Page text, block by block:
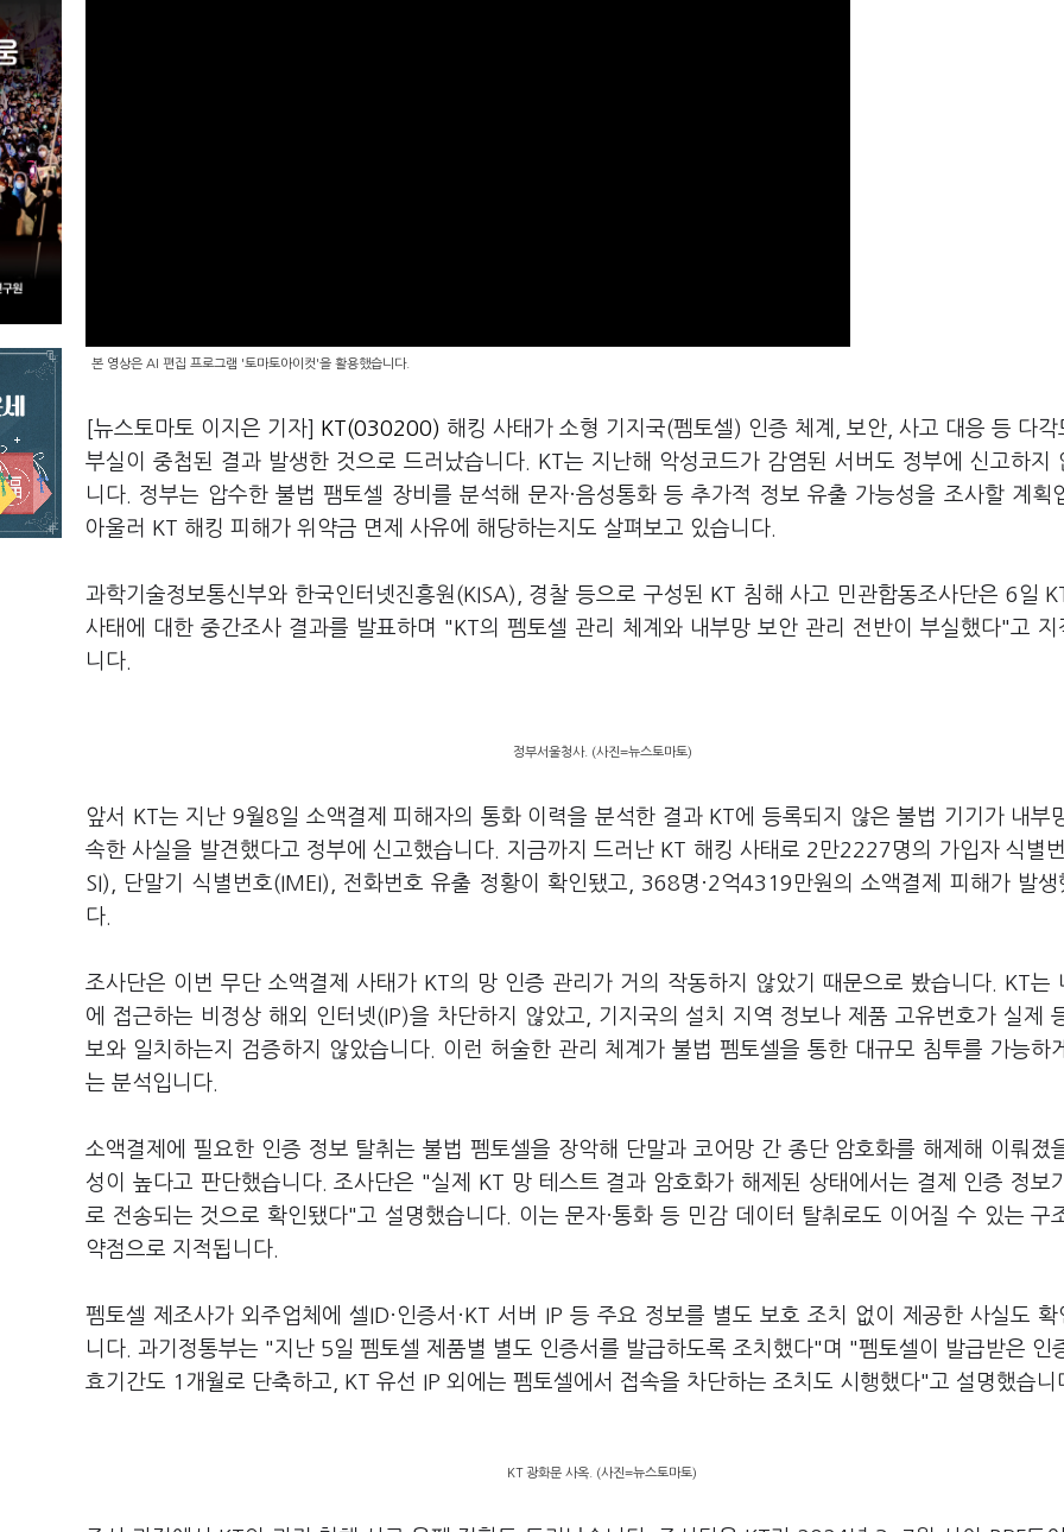
본 영상은 AI 편집 프로그램 '토마토아이컷'을 활용했습니다.
[뉴스토마토 이지은 기자] KT(030200) 해킹 사태가 소형 기지국(펨토셀) 인증 체계, 보안, 사고 대응 등 다각
부실이 중첩된 결과 발생한 것으로 드러났습니다. KT는 지난해 악성코드가 감염된 서버도 정부에 신고하지
니다. 정부는 압수한 불법 팸토셀 장비를 분석해 문자·음성통화 등 추가적 정보 유출 가능성을 조사할 계획
아울러 KT 해킹 피해가 위약금 면제 사유에 해당하는지도 살펴보고 있습니다.
과학기술정보통신부와 한국인터넷진흥원(KISA), 경찰 등으로 구성된 KT 침해 사고 민관합동조사단은 6일
사태에 대한 중간조사 결과를 발표하며 "KT의 펨토셀 관리 체계와 내부망 보안 관리 전반이 부실했다"고 지
니다.
정부서울청사. (사진=뉴스토마토)
앞서 KT는 지난 9월8일 소액결제 피해자의 통화 이력을 분석한 결과 KT에 등록되지 않은 불법 기기가 내부
속한 사실을 발견했다고 정부에 신고했습니다. 지금까지 드러난 KT 해킹 사태로 2만2227명의 가입자 식별
SI), 단말기 식별번호(IMEI), 전화번호 유출 정황이 확인됐고, 368명·2억4319만원의 소액결제 피해가 발생
다.
조사단은 이번 무단 소액결제 사태가 KT의 망 인증 관리가 거의 작동하지 않았기 때문으로 봤습니다. KT는
에 접근하는 비정상 해외 인터넷(IP)을 차단하지 않았고, 기지국의 설치 지역 정보나 제품 고유번호가 실제
보와 일치하는지 검증하지 않았습니다. 이런 허술한 관리 체계가 불법 펨토셀을 통한 대규모 침투를 가능하
는 분석입니다.
소액결제에 필요한 인증 정보 탈취는 불법 펨토셀을 장악해 단말과 코어망 간 종단 암호화를 해제해 이뤄졌
성이 높다고 판단했습니다. 조사단은 "실제 KT 망 테스트 결과 암호화가 해제된 상태에서는 결제 인증 정보
로 전송되는 것으로 확인됐다"고 설명했습니다. 이는 문자·통화 등 민감 데이터 탈취로도 이어질 수 있는 구
약점으로 지적됩니다.
펨토셀 제조사가 외주업체에 셀ID·인증서·KT 서버 IP 등 주요 정보를 별도 보호 조치 없이 제공한 사실도 확
니다. 과기정통부는 "지난 5일 펨토셀 제품별 별도 인증서를 발급하도록 조치했다"며 "펨토셀이 발급받은 인
효기간도 1개월로 단축하고, KT 유선 IP 외에는 펨토셀에서 접속을 차단하는 조치도 시행했다"고 설명했습
KT 광화문 사옥. (사진=뉴스토마토)